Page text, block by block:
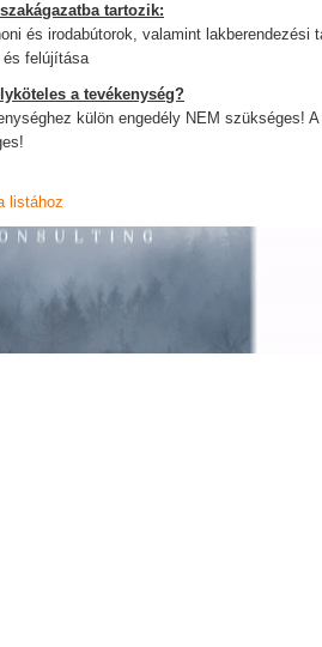
tartozik:
és irodabútorok, valamint lakberendezési
felújítása
a tevékenység?
külön engedély NEM szükséges!
listához